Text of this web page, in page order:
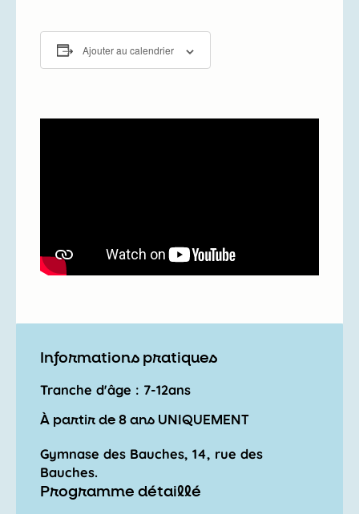
Ajouter au calendrier
Informations pratiques
Tranche d'âge : 7-12ans
À partir de 8 ans UNIQUEMENT
Gymnase des Bauches, 14, rue des
Bauches.
Programme détaillé